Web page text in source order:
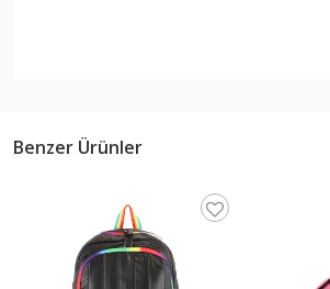
Benzer Ürünler